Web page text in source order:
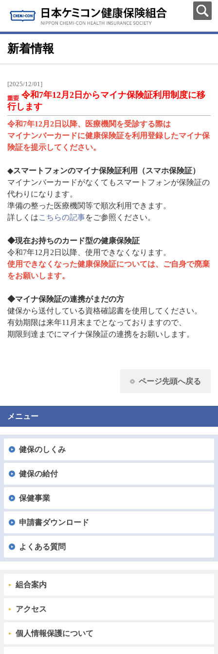
新着情報
[2025/12/01]
令和7年12月2日からマイナ保険証利用制度に移
行します
令和7年12月2日以降、医療機関を受診する際は
マイナンバーカードに健康保険証を利用登録したマイナ保
険証を提示してください。
◆スマートフォンのマイナ保険証利用（スマホ保険証）
マイナンバーカードがなくてもスマートフォンが保険証の
代わりになります。
準備の整った医療機関等で順次利用できます。
詳しくはこちらの記事をご参照ください。
◆現在お持ちのカード型の健康保険証
令和7年12月2日以降、使用できなくなります。
使用できなくなった健康保険証については、ご自身で廃棄
をお願いします。
◆マイナ保険証の連携がまだの方
健保から送付している資格確認書を使用してください。
有効期限は来年11月末までとなっておりますので、
期限到達までにマイナ保険証の連携をお願いします。
ページ先頭へ戻る
メニュー
健保のしくみ
健保の給付
保健事業
申請書ダウンロード
よくある質問
組合案内
アクセス
個人情報保護について